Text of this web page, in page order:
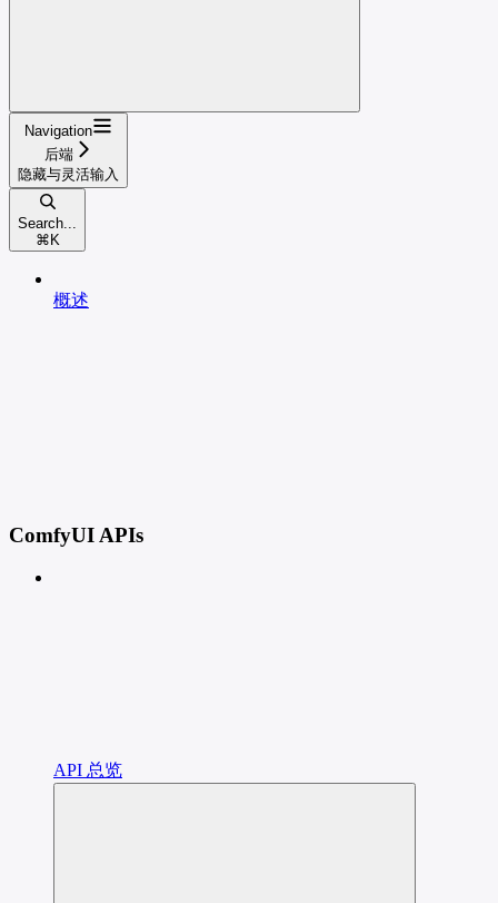
Navigation
后端
隐藏与灵活输入
Search...
⌘ K
概述
ComfyUI APIs
API 总览